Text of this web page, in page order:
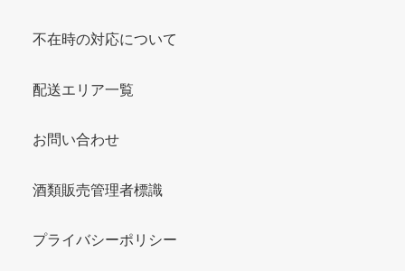
不在時の対応について
配送エリア一覧
お問い合わせ
酒類販売管理者標識
プライバシーポリシー